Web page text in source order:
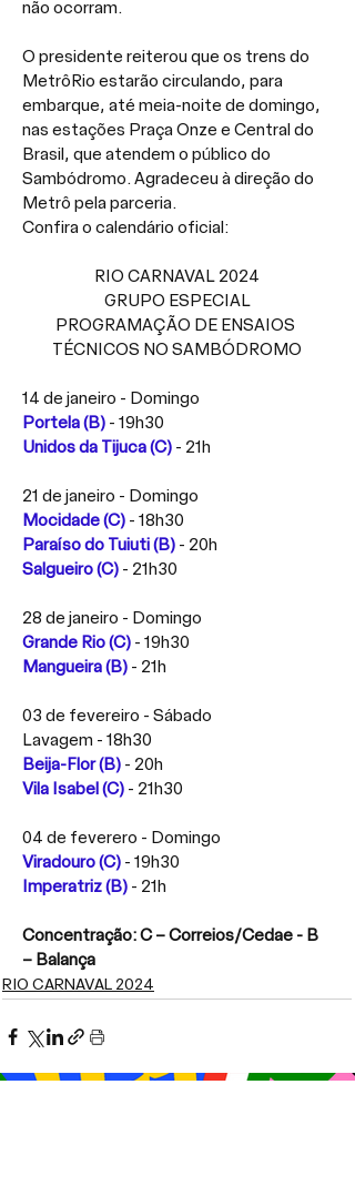
não ocorram.
O presidente reiterou que os trens do
MetrôRio estarão circulando, para
embarque, até meia-noite de domingo,
nas estações Praça Onze e Central do
Brasil, que atendem o público do
Sambódromo. Agradeceu à direção do
Metrô pela parceria.
Confira o calendário oficial:
RIO CARNAVAL 2024
GRUPO ESPECIAL
PROGRAMAÇÃO DE ENSAIOS
TÉCNICOS NO SAMBÓDROMO
14 de janeiro - Domingo
Portela (B) - 19h30
Unidos da Tijuca (C) - 21h
21 de janeiro - Domingo
Mocidade (C) - 18h30
Paraíso do Tuiuti (B) - 20h
Salgueiro (C) - 21h30
28 de janeiro - Domingo
Grande Rio (C) - 19h30
Mangueira (B) - 21h
03 de fevereiro - Sábado
Lavagem - 18h30
Beija-Flor (B) - 20h
Vila Isabel (C) - 21h30
04 de feverero - Domingo
Viradouro (C) - 19h30
Imperatriz (B) - 21h
Concentração: C – Correios/Cedae - B
– Balança
RIO CARNAVAL 2024